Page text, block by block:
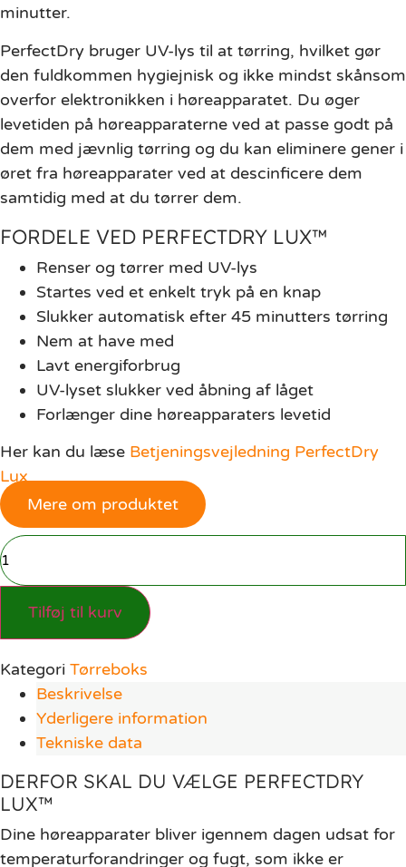
minutter.
PerfectDry bruger UV-lys til at tørring, hvilket gør
den fuldkommen hygiejnisk og ikke mindst skånsom
overfor elektronikken i høreapparatet. Du øger
levetiden på høreapparaterne ved at passe godt på
dem med jævnlig tørring og du kan eliminere gener i
øret fra høreapparater ved at descinficere dem
samtidig med at du tørrer dem.
FORDELE VED PERFECTDRY LUX™
Renser og tørrer med UV-lys
Startes ved et enkelt tryk på en knap
Slukker automatisk efter 45 minutters tørring
Nem at have med
Lavt energiforbrug
UV-lyset slukker ved åbning af låget
Forlænger dine høreapparaters levetid
Her kan du læse Betjeningsvejledning PerfectDry
Lux
Mere om produktet
PerfectDry
Lux™
antal
Tilføj til kurv
Kategori Tørreboks
Beskrivelse
Yderligere information
Tekniske data
DERFOR SKAL DU VÆLGE PERFECTDRY
LUX™
Dine høreapparater bliver igennem dagen udsat for
temperaturforandringer og fugt, som ikke er